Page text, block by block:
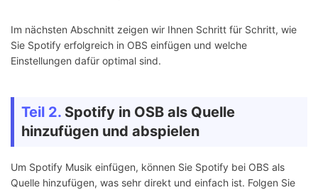
Im nächsten Abschnitt zeigen wir Ihnen Schritt für Schritt, wie
Sie Spotify erfolgreich in OBS einfügen und welche
Einstellungen dafür optimal sind.
Teil 2. Spotify in OSB als Quelle
hinzufügen und abspielen
Um Spotify Musik einfügen, können Sie Spotify bei OBS als
Quelle hinzufügen, was sehr direkt und einfach ist. Folgen Sie